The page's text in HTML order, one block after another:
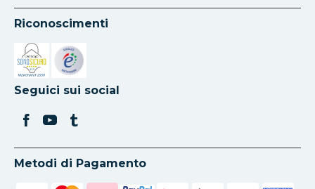
Riconoscimenti
Si apre in una nuova scheda
Si apre in una nuova scheda
Seguici sui social
Metodi di Pagamento